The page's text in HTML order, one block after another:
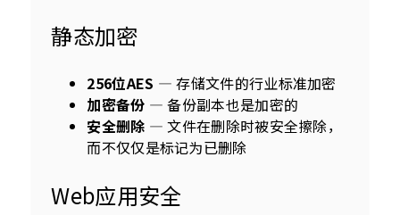
静态加密
256位AES — 存储文件的行业标准加密
加密备份 — 备份副本也是加密的
安全删除 — 文件在删除时被安全擦除，
而不仅仅是标记为已删除
Web应用安全